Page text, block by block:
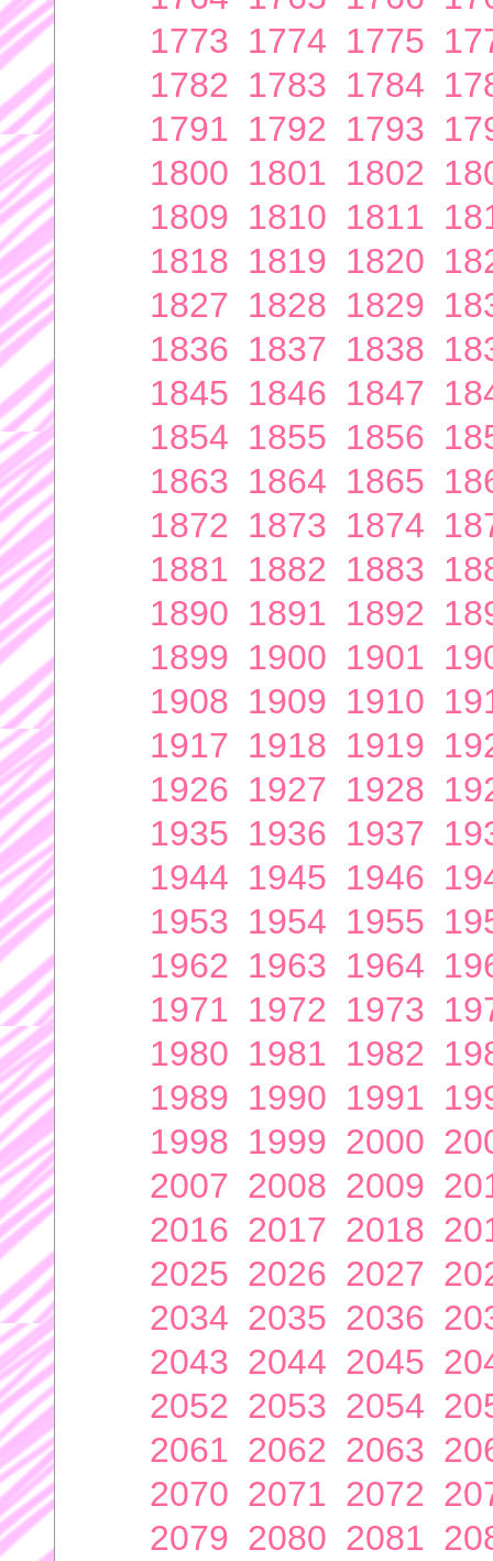
1773 1774 1775
1782 1783 1784
1791 1792 1793
1800 1801 1802
1809 1810 1811
1818 1819 1820
1827 1828 1829
1836 1837 1838
1845 1846 1847
1854 1855 1856
1863 1864 1865
1872 1873 1874
1881 1882 1883
1890 1891 1892
1899 1900 1901
1908 1909 1910
1917 1918 1919
1926 1927 1928
1935 1936 1937
1944 1945 1946
1953 1954 1955
1962 1963 1964
1971 1972 1973
1980 1981 1982
1989 1990 1991
1998 1999 2000
2007 2008 2009
2016 2017 2018
2025 2026 2027
2034 2035 2036
2043 2044 2045
2052 2053 2054
2061 2062 2063
2070 2071 2072
2079 2080 2081